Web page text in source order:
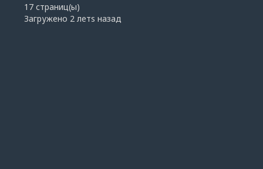
17 страниц(ы)
Загружено 2 летs назад